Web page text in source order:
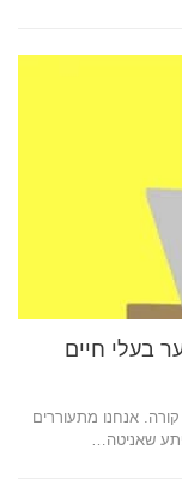
בעלי חיים
אנחנו מתעוררים
שאניטה…